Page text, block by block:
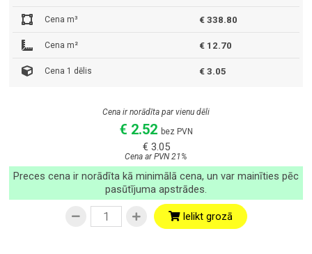
Cena m³ € 338.80
Cena m² € 12.70
Cena 1 dēlis € 3.05
Cena ir norādīta par vienu dēli
€ 2.52 bez PVN
€ 3.05
Cena ar PVN 21%
Preces cena ir norādīta kā minimālā cena, un var mainīties pēc
pasūtījuma apstrādes.
Ielikt grozā